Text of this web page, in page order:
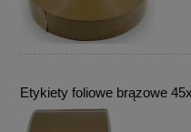
Etykiety foliowe brązowe